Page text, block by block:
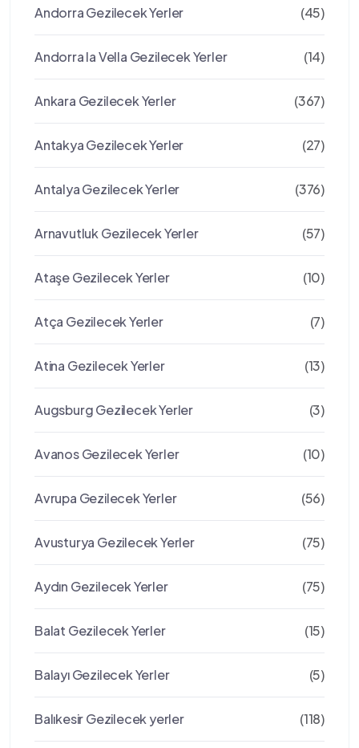
Andorra Gezilecek Yerler (45)
Andorra la Vella Gezilecek Yerler (14)
Ankara Gezilecek Yerler (367)
Antakya Gezilecek Yerler (27)
Antalya Gezilecek Yerler (376)
Arnavutluk Gezilecek Yerler (57)
Ataşe Gezilecek Yerler (10)
Atça Gezilecek Yerler (7)
Atina Gezilecek Yerler (13)
Augsburg Gezilecek Yerler (3)
Avanos Gezilecek Yerler (10)
Avrupa Gezilecek Yerler (56)
Avusturya Gezilecek Yerler (75)
Aydın Gezilecek Yerler (75)
Balat Gezilecek Yerler (15)
Balayı Gezilecek Yerler (5)
Balıkesir Gezilecek yerler (118)